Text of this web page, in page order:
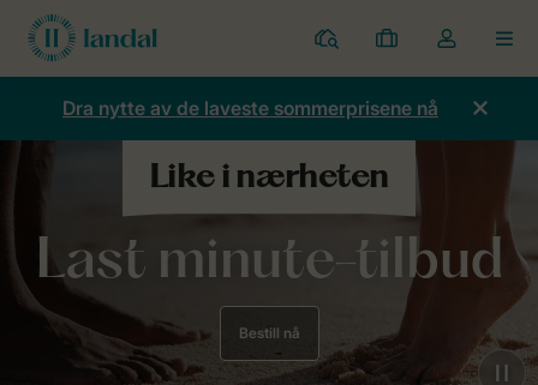
Parker
Mine
bestillinger
Toggle
the
my
Dra nytte av de laveste sommerprisene nå
Last minute-tilbud
Bestill nå